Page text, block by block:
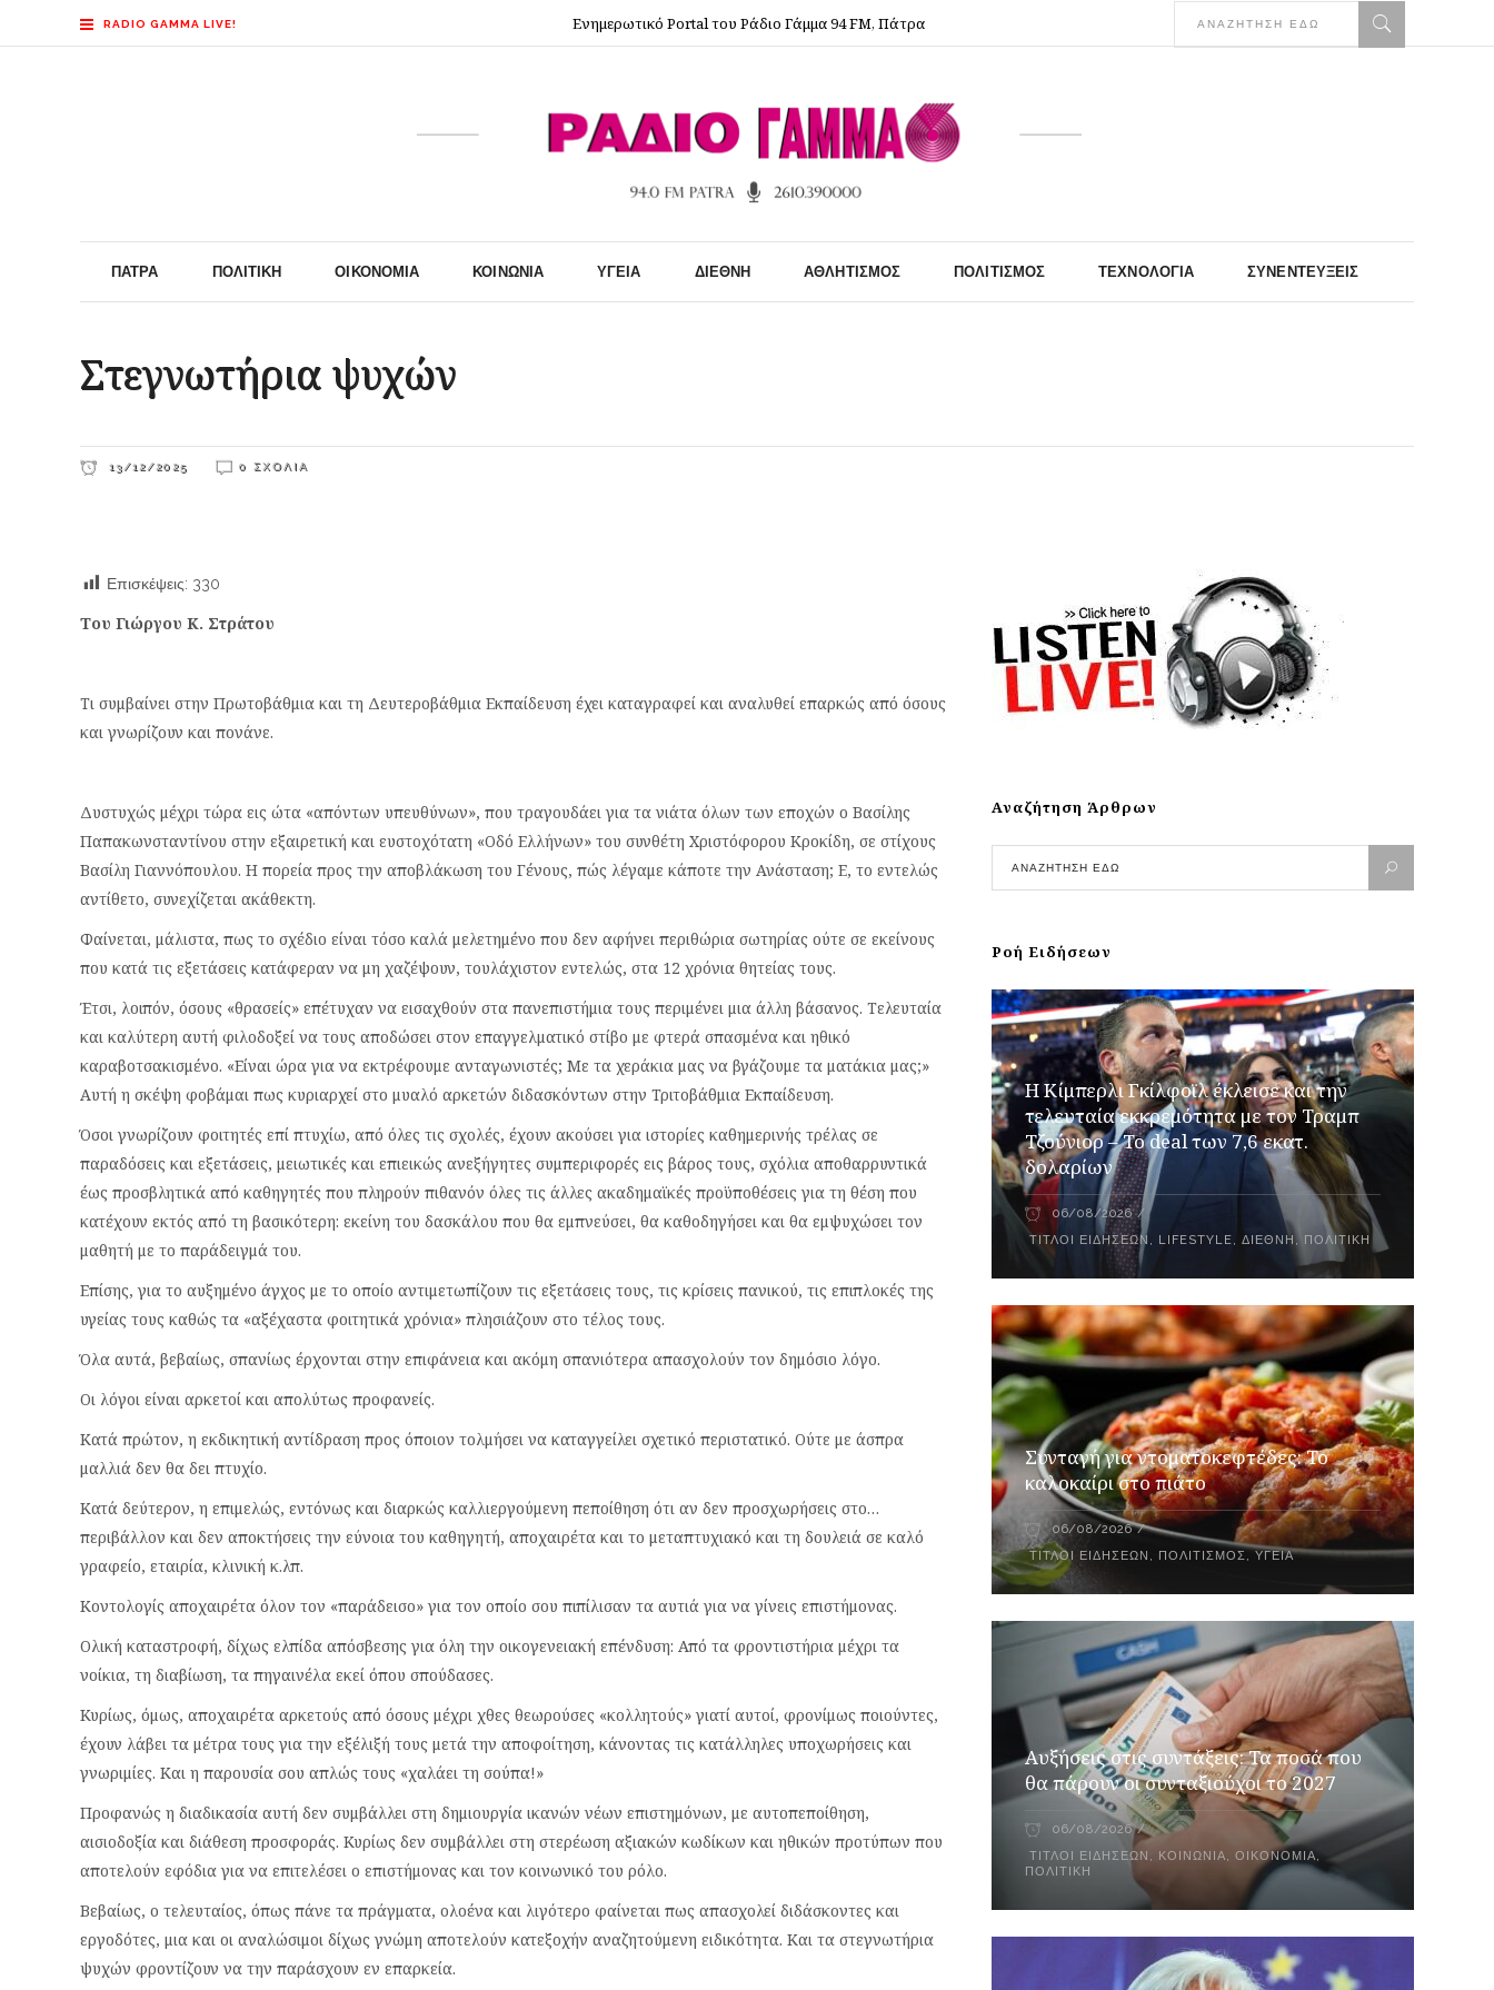
RADIO GAMMA LIVE! Ενημερωτικό Portal του Ράδιο Γάμμα 94 FM, Πάτρα
ΠΆΤΡΑ ΠΟΛΙΤΙΚΉ ΟΙΚΟΝΟΜΊΑ ΚΟΙΝΩΝΊΑ ΥΓΕΊΑ ΔΙΕΘΝΉ ΑΘΛΗΤΙΣΜΌΣ ΠΟΛΙΤΙΣΜΌΣ ΤΕΧΝΟΛΟΓΊΑ ΣΥΝΕΝΤΕΎΞΕΙΣ
Στεγνωτήρια ψυχών
13/12/2025 0 ΣΧΌΛΙΑ
Επισκέψεις: 330
Του Γιώργου Κ. Στράτου
Τι συμβαίνει στην Πρωτοβάθμια και τη Δευτεροβάθμια Εκπαίδευση έχει καταγραφεί και αναλυθεί επαρκώς από όσους
και γνωρίζουν και πονάνε.
Δυστυχώς μέχρι τώρα εις ώτα «απόντων υπευθύνων», που τραγουδάει για τα νιάτα όλων των εποχών ο Βασίλης
Παπακωνσταντίνου στην εξαιρετική και ευστοχότατη «Οδό Ελλήνων» του συνθέτη Χριστόφορου Κροκίδη, σε στίχους
Βασίλη Γιαννόπουλου. Η πορεία προς την αποβλάκωση του Γένους, πώς λέγαμε κάποτε την Ανάσταση; Ε, το εντελώς
αντίθετο, συνεχίζεται ακάθεκτη.
Φαίνεται, μάλιστα, πως το σχέδιο είναι τόσο καλά μελετημένο που δεν αφήνει περιθώρια σωτηρίας ούτε σε εκείνους
που κατά τις εξετάσεις κατάφεραν να μη χαζέψουν, τουλάχιστον εντελώς, στα 12 χρόνια θητείας τους.
Έτσι, λοιπόν, όσους «θρασείς» επέτυχαν να εισαχθούν στα πανεπιστήμια τους περιμένει μια άλλη βάσανος. Τελευταία
και καλύτερη αυτή φιλοδοξεί να τους αποδώσει στον επαγγελματικό στίβο με φτερά σπασμένα και ηθικό
καραβοτσακισμένο. «Είναι ώρα για να εκτρέφουμε ανταγωνιστές; Με τα χεράκια μας να βγάζουμε τα ματάκια μας;»
Αυτή η σκέψη φοβάμαι πως κυριαρχεί στο μυαλό αρκετών διδασκόντων στην Τριτοβάθμια Εκπαίδευση.
Όσοι γνωρίζουν φοιτητές επί πτυχίω, από όλες τις σχολές, έχουν ακούσει για ιστορίες καθημερινής τρέλας σε
παραδόσεις και εξετάσεις, μειωτικές και επιεικώς ανεξήγητες συμπεριφορές εις βάρος τους, σχόλια αποθαρρυντικά
έως προσβλητικά από καθηγητές που πληρούν πιθανόν όλες τις άλλες ακαδημαϊκές προϋποθέσεις για τη θέση που
κατέχουν εκτός από τη βασικότερη: εκείνη του δασκάλου που θα εμπνεύσει, θα καθοδηγήσει και θα εμψυχώσει τον
μαθητή με το παράδειγμά του.
Επίσης, για το αυξημένο άγχος με το οποίο αντιμετωπίζουν τις εξετάσεις τους, τις κρίσεις πανικού, τις επιπλοκές της
υγείας τους καθώς τα «αξέχαστα φοιτητικά χρόνια» πλησιάζουν στο τέλος τους.
Όλα αυτά, βεβαίως, σπανίως έρχονται στην επιφάνεια και ακόμη σπανιότερα απασχολούν τον δημόσιο λόγο.
Οι λόγοι είναι αρκετοί και απολύτως προφανείς.
Κατά πρώτον, η εκδικητική αντίδραση προς όποιον τολμήσει να καταγγείλει σχετικό περιστατικό. Ούτε με άσπρα
μαλλιά δεν θα δει πτυχίο.
Κατά δεύτερον, η επιμελώς, εντόνως και διαρκώς καλλιεργούμενη πεποίθηση ότι αν δεν προσχωρήσεις στο…
περιβάλλον και δεν αποκτήσεις την εύνοια του καθηγητή, αποχαιρέτα και το μεταπτυχιακό και τη δουλειά σε καλό
γραφείο, εταιρία, κλινική κ.λπ.
Κοντολογίς αποχαιρέτα όλον τον «παράδεισο» για τον οποίο σου πιπίλισαν τα αυτιά για να γίνεις επιστήμονας.
Ολική καταστροφή, δίχως ελπίδα απόσβεσης για όλη την οικογενειακή επένδυση: Από τα φροντιστήρια μέχρι τα
νοίκια, τη διαβίωση, τα πηγαινέλα εκεί όπου σπούδασες.
Κυρίως, όμως, αποχαιρέτα αρκετούς από όσους μέχρι χθες θεωρούσες «κολλητούς» γιατί αυτοί, φρονίμως ποιούντες,
έχουν λάβει τα μέτρα τους για την εξέλιξή τους μετά την αποφοίτηση, κάνοντας τις κατάλληλες υποχωρήσεις και
γνωριμίες. Και η παρουσία σου απλώς τους «χαλάει τη σούπα!»
Προφανώς η διαδικασία αυτή δεν συμβάλλει στη δημιουργία ικανών νέων επιστημόνων, με αυτοπεποίθηση,
αισιοδοξία και διάθεση προσφοράς. Κυρίως δεν συμβάλλει στη στερέωση αξιακών κωδίκων και ηθικών προτύπων που
αποτελούν εφόδια για να επιτελέσει ο επιστήμονας και τον κοινωνικό του ρόλο.
Βεβαίως, ο τελευταίος, όπως πάνε τα πράγματα, ολοένα και λιγότερο φαίνεται πως απασχολεί διδάσκοντες και
εργοδότες, μια και οι αναλώσιμοι δίχως γνώμη αποτελούν κατεξοχήν αναζητούμενη ειδικότητα. Και τα στεγνωτήρια
ψυχών φροντίζουν να την παράσχουν εν επαρκεία.
Αναζήτηση Άρθρων
Ροή Ειδήσεων
Η Κίμπερλι Γκίλφοϊλ έκλεισε και την
τελευταία εκκρεμότητα με τον Τραμπ
Τζούνιορ – Το deal των 7,6 εκατ.
δολαρίων
06/08/2026
ΤΊΤΛΟΙ ΕΙΔΉΣΕΩΝ , LIFESTYLE,ΔΙΕΘΝΉ , ΠΟΛΙΤΙΚΉ
Συνταγή για ντοματοκεφτέδες: Το
καλοκαίρι στο πιάτο
06/08/2026
ΤΊΤΛΟΙ ΕΙΔΉΣΕΩΝ , ΠΟΛΙΤΙΣΜΌΣ,ΥΓΕΊΑ
Αυξήσεις στις συντάξεις: Τα ποσά που
θα πάρουν οι συνταξιούχοι το 2027
06/08/2026
ΤΊΤΛΟΙ ΕΙΔΉΣΕΩΝ , ΚΟΙΝΩΝΊΑ,ΟΙΚΟΝΟΜΊΑ,
ΠΟΛΙΤΙΚΉ